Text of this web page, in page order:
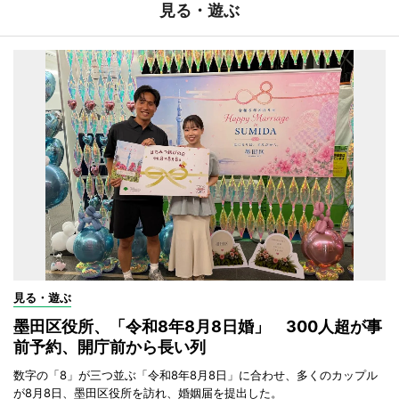
見る・遊ぶ
見る・遊ぶ
墨田区役所、「令和8年8月8日婚」 300人超が事
前予約、開庁前から長い列
数字の「8」が三つ並ぶ「令和8年8月8日」に合わせ、多くのカップル
が8月8日、墨田区役所を訪れ、婚姻届を提出した。